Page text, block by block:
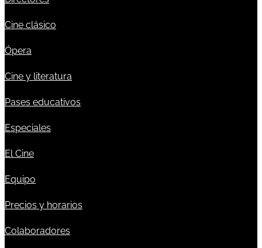
Cine clásico
Ópera
Cine y literatura
Pases educativos
Especiales
El Cine
Equipo
Precios y horarios
Colaboradores